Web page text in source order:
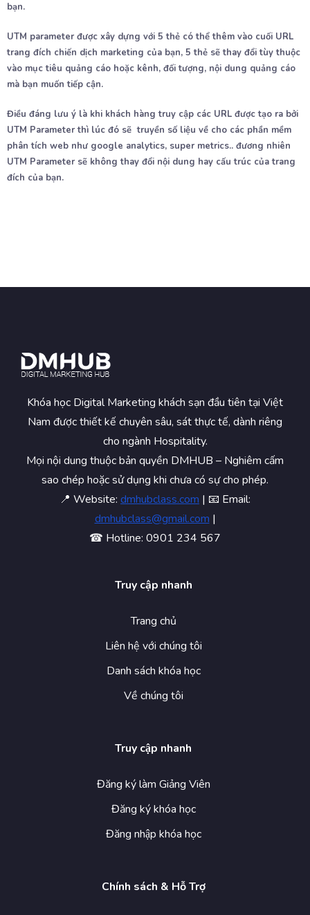
bạn.
UTM parameter được xây dựng với 5 thẻ có thể thêm vào cuối URL
trang đích chiến dịch marketing của bạn, 5 thẻ sẽ thay đổi tùy thuộc
vào mục tiêu quảng cáo hoặc kênh, đối tượng, nội dung quảng cáo
mà bạn muốn tiếp cận.
Điều đáng lưu ý là khi khách hàng truy cập các URL được tạo ra bởi
UTM Parameter thì lúc đó sẽ truyền số liệu về cho các phần mềm
phân tích web như google analytics, super metrics.. đương nhiên
UTM Parameter sẽ không thay đổi nội dung hay cấu trúc của trang
đích của bạn.
Khóa học Digital Marketing khách sạn đầu tiên tại Việt
Nam được thiết kế chuyên sâu, sát thực tế, dành riêng
cho ngành Hospitality.
Mọi nội dung thuộc bản quyền DMHUB – Nghiêm cấm
sao chép hoặc sử dụng khi chưa có sự cho phép.
📍 Website: dmhubclass.com | 📧 Email:
dmhubclass@gmail.com |
☎ Hotline: 0901 234 567
Truy cập nhanh
Trang chủ
Liên hệ với chúng tôi
Danh sách khóa học
Về chúng tôi
Truy cập nhanh
Đăng ký làm Giảng Viên
Đăng ký khóa học
Đăng nhập khóa học
Chính sách & Hỗ Trợ